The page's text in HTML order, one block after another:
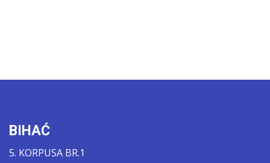
BIHAĆ
5. KORPUSA BR.1